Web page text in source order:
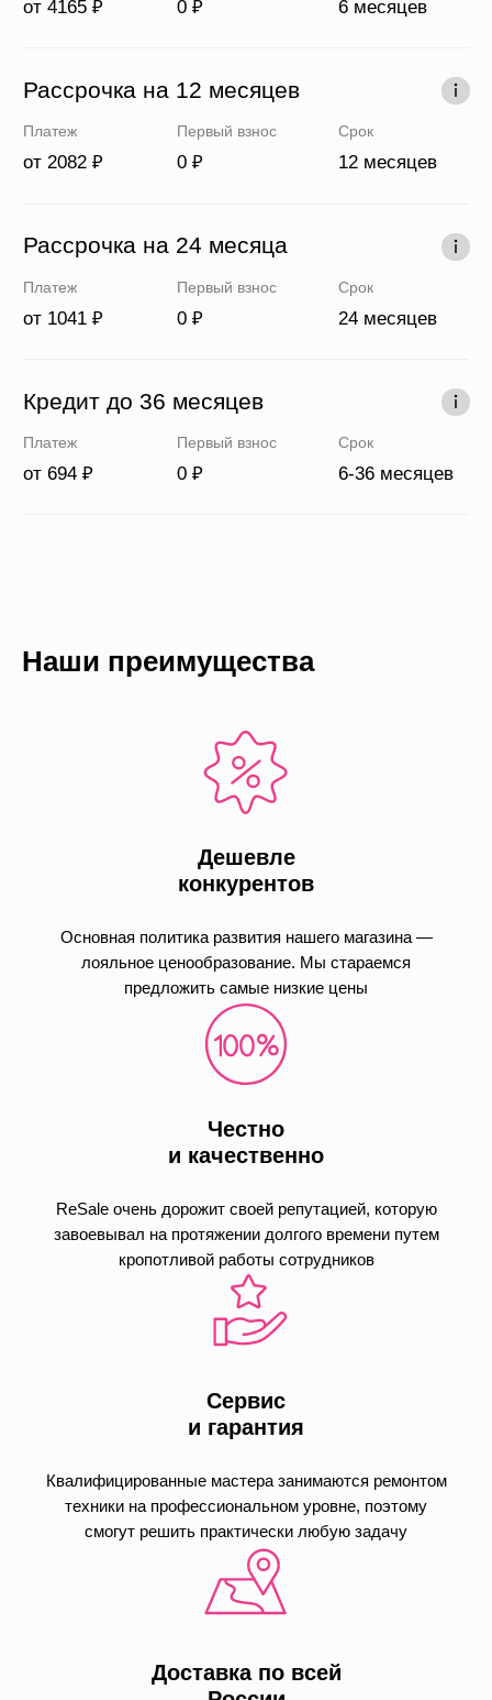
Наши преимущества
Дешевле
конкурентов
Основная политика развития нашего магазина —
лояльное ценообразование. Мы стараемся
предложить самые низкие цены
Честно
и качественно
ReSale очень дорожит своей репутацией, которую
завоевывал на протяжении долгого времени путем
кропотливой работы сотрудников
Сервис
и гарантия
Квалифицированные мастера занимаются ремонтом
техники на профессиональном уровне, поэтому
смогут решить практически любую задачу
Доставка по всей